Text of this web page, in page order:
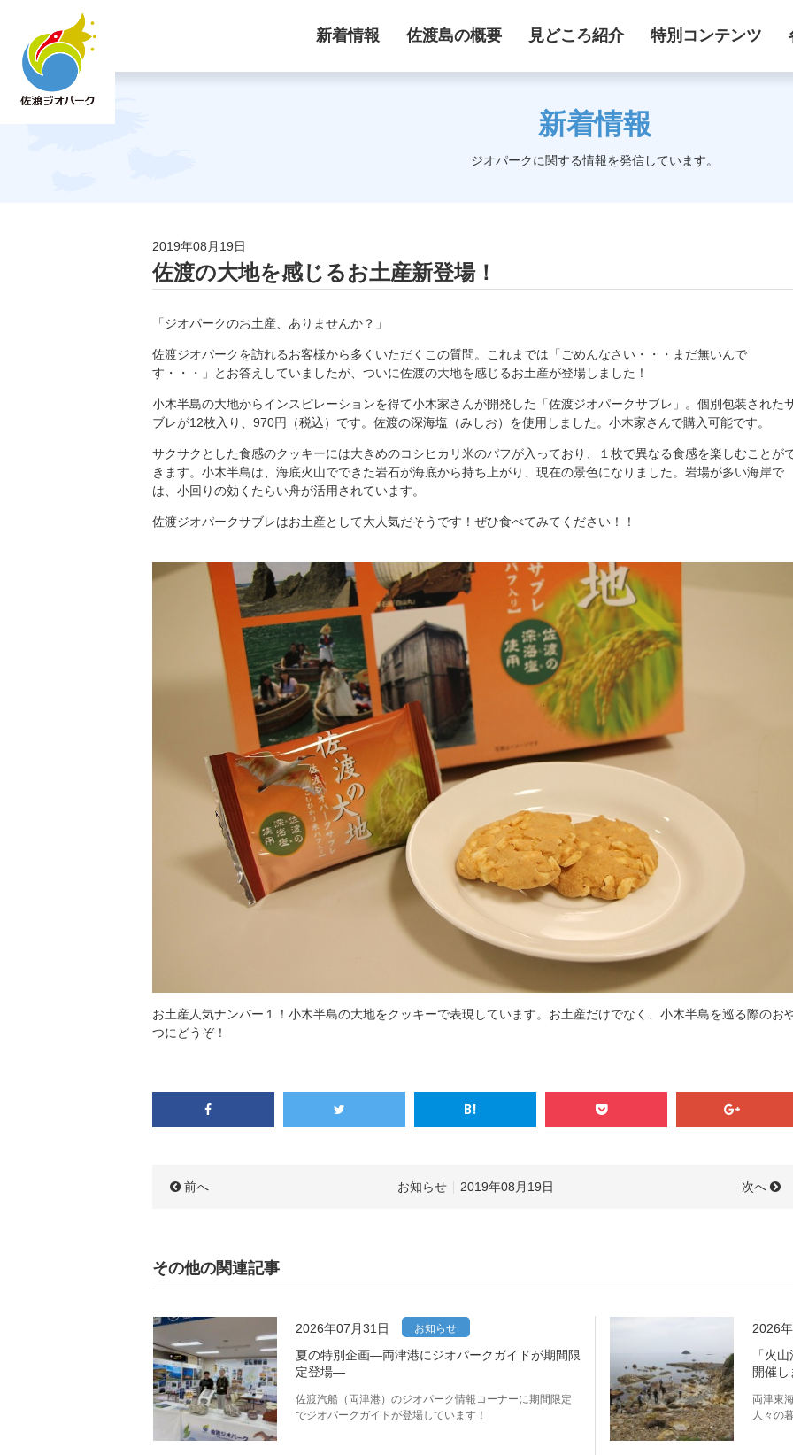
新着情報 佐渡島の概要 見どころ紹介 特別コンテンツ
新着情報
ジオパークに関する情報を発信しています。
2019年08月19日
佐渡の大地を感じるお土産新登場！
「ジオパークのお土産、ありませんか？」
佐渡ジオパークを訪れるお客様から多くいただくこの質問。これまでは「ごめんなさい・・・まだ無いんで
す・・・」とお答えしていましたが、ついに佐渡の大地を感じるお土産が登場しました！
小木半島の大地からインスピレーションを得て小木家さんが開発した「佐渡ジオパークサブレ」。個別包装された
ブレが12枚入り、970円（税込）です。佐渡の深海塩（みしお）を使用しました。小木家さんで購入可能です。
サクサクとした食感のクッキーには大きめのコシヒカリ米のパフが入っており、１枚で異なる食感を楽しむことが
きます。小木半島は、海底火山でできた岩石が海底から持ち上がり、現在の景色になりました。岩場が多い海岸で
は、小回りの効くたらい舟が活用されています。
佐渡ジオパークサブレはお土産として大人気だそうです！ぜひ食べてみてください！！
お土産人気ナンバー１！小木半島の大地をクッキーで表現しています。お土産だけでなく、小木半島を巡る際のお
つにどうぞ！
お知らせ 2019年08月19日
前へ 次へ
その他の関連記事
2026年07月31日 お知らせ
夏の特別企画―両津港にジオパークガイドが期間限
定登場―
佐渡汽船（両津港）のジオパーク情報コーナーに期間限定
でジオパークガイドが登場しています！
2026
「火
開催し
両津東
人々の